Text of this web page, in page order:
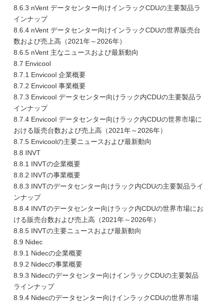
8.6.3 nVent データセンター向けインラックCDUの主要製品ラ
インナップ
8.6.4 nVent データセンター向けインラックCDUの世界販売台
数および売上高（2021年～2026年）
8.6.5 nVent 主なニュースおよび最新動向
8.7 Envicool
8.7.1 Envicool 企業概要
8.7.2 Envicool 事業概要
8.7.3 Envicool データセンター向けラック内CDUの主要製品ラ
インナップ
8.7.4 Envicool データセンター向けラック内CDUの世界市場に
おける販売台数および売上高（2021年～2026年）
8.7.5 Envicoolの主要ニュースおよび最新動向
8.8 INVT
8.8.1 INVTの企業概要
8.8.2 INVTの事業概要
8.8.3 INVTのデータセンター向けラック内CDUの主要製品ライ
ンナップ
8.8.4 INVTのデータセンター向けラック内CDUの世界市場にお
ける販売台数および売上高（2021年～2026年）
8.8.5 INVTの主要ニュースおよび最新動向
8.9 Nidec
8.9.1 Nidecの企業概要
8.9.2 Nidecの事業概要
8.9.3 Nidecのデータセンター向けインラックCDUの主要製品
ラインナップ
8.9.4 Nidecのデータセンター向けインラックCDUの世界市場